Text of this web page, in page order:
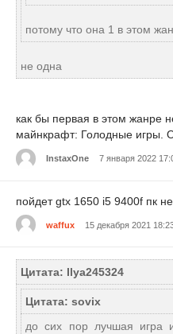
потому что она 1 в этом
не одна
как бы первая в этом жанре
майнкрафт: Голодные игры.
InstaxOne 7 января 2022
пойдет gtx 1650 i5 9400f пк
waffux 15 декабря 2021
Цитата: Ilya245324
Цитата: sovix
до сих пор лучшая игра